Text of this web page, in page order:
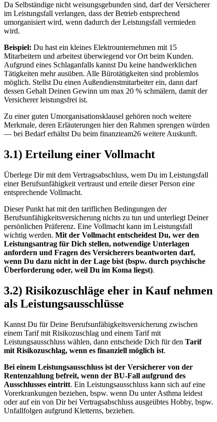
Da Selbständige nicht weisungsgebunden sind, darf der Versicherer
im Leistungsfall verlangen, dass der Betrieb entsprechend
umorganisiert wird, wenn dadurch der Leistungsfall vermieden
wird.
Beispiel: Du hast ein kleines Elektrounternehmen mit 15
Mitarbeitern und arbeitest überwiegend vor Ort beim Kunden.
Aufgrund eines Schlaganfalls kannst Du keine handwerklichen
Tätigkeiten mehr ausüben. Alle Bürotätigkeiten sind problemlos
möglich. Stellst Du einen Außendienstmitarbeiter ein, dann darf
dessen Gehalt Deinen Gewinn um max 20 % schmälern, damit der
Versicherer leistungsfrei ist.
Zu einer guten Umorganisationsklausel gehören noch weitere
Merkmale, deren Erläuterungen hier den Rahmen sprengen würden
— bei Bedarf erhältst Du beim finanzteam26 weitere Auskunft.
3.1) Erteilung einer Vollmacht
Überlege Dir mit dem Vertragsabschluss, wem Du im Leistungsfall
einer Berufsunfähigkeit vertraust und erteile dieser Person eine
entsprechende Vollmacht.
Dieser Punkt hat mit den tariflichen Bedingungen der
Berufsunfähigkeitsversicherung nichts zu tun und unterliegt Deiner
persönlichen Präferenz. Eine Vollmacht kann im Leistungsfall
wichtig werden. Mit der Vollmacht entscheidest Du, wer den
Leistungsantrag für Dich stellen, notwendige Unterlagen
anfordern und Fragen des Versicherers beantworten darf,
wenn Du dazu nicht in der Lage bist (bspw. durch psychische
Überforderung oder, weil Du im Koma liegst).
3.2) Risikozuschläge eher in Kauf nehmen
als Leistungsausschlüsse
Kannst Du für Deine Berufsunfähigkeitsversicherung zwischen
einem Tarif mit Risikozuschlag und einem Tarif mit
Leistungsausschluss wählen, dann entscheide Dich für den Tarif
mit Risikozuschlag, wenn es finanziell möglich ist.
Bei einem Leistungsausschluss ist der Versicherer von der
Rentenzahlung befreit, wenn der BU-Fall aufgrund des
Ausschlusses eintritt. Ein Leistungsausschluss kann sich auf eine
Vorerkrankungen beziehen, bspw. wenn Du unter Asthma leidest
oder auf ein von Dir bei Vertragsabschluss ausgeübtes Hobby, bspw.
Unfallfolgen aufgrund Kletterns, beziehen.